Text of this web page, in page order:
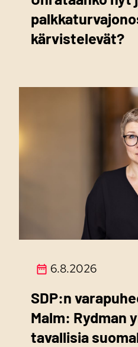
kärvistelevät?
6.8.2026
SDP:n
Malm: Rydman
tavallisia